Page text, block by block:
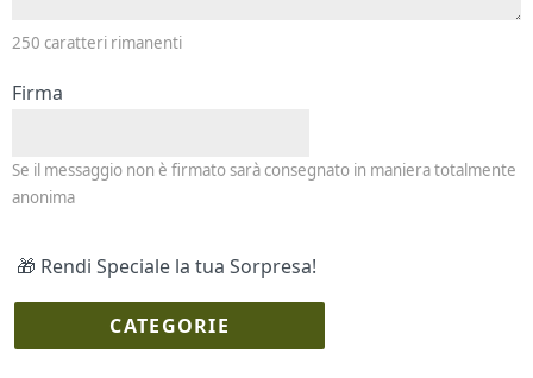
250 caratteri rimanenti
Firma
Se il messaggio non è firmato sarà consegnato in maniera totalmente
anonima
🎁 Rendi Speciale la tua Sorpresa!
CATEGORIE